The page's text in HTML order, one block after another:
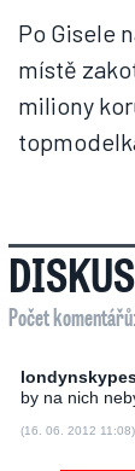
Po Gisele
místě
miliony
Počet
by na nich
(16. 06. 2012 11:08)